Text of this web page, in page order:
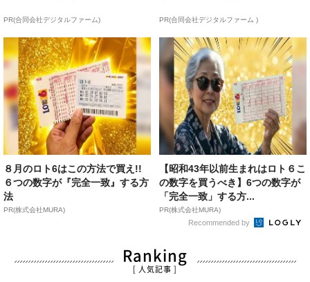
PR(合同会社デジタルファーム) PR(合同会社デジタルファーム )
８月のロト6はこの方法で買え!!
６つの数字が『完全一致』する方
法
PR(株式会社MURA)
【昭和43年以前生まれはロト６こ
の数字を買うべき】6つの数字が
「完全一致」する方...
PR(株式会社MURA)
Recommended by
Ranking
[ 人気記事 ]